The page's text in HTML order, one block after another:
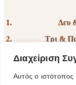
Διαχείριση
Αυτός ο ιστότοπος
Δευ
Τρι &